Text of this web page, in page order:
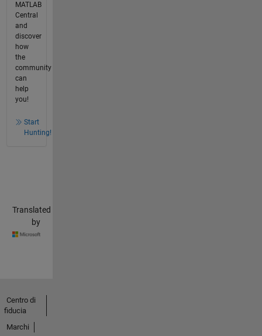
MATLAB
Central
and
discover
how
the
community
can
help
you!
Start
Hunting!
Translated
by
Centro di
fiducia
Marchi